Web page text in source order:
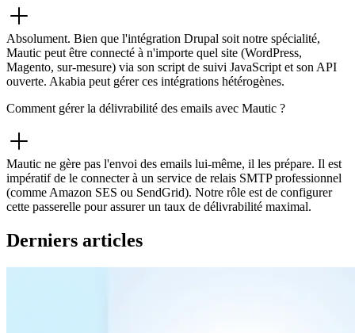
Absolument. Bien que l'intégration Drupal soit notre spécialité,
Mautic peut être connecté à n'importe quel site (WordPress,
Magento, sur-mesure) via son script de suivi JavaScript et son API
ouverte. Akabia peut gérer ces intégrations hétérogènes.
Comment gérer la délivrabilité des emails avec Mautic ?
Mautic ne gère pas l'envoi des emails lui-même, il les prépare. Il est
impératif de le connecter à un service de relais SMTP professionnel
(comme Amazon SES ou SendGrid). Notre rôle est de configurer
cette passerelle pour assurer un taux de délivrabilité maximal.
Derniers articles